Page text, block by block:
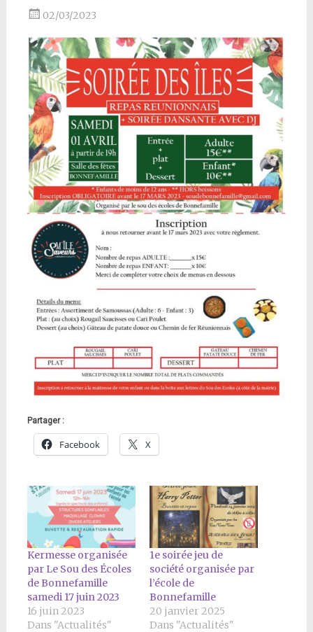
02/03/2023
Partager :
Facebook X
Kermesse organisée
par Le Sou des Écoles
de Bonnefamille
samedi 17 juin 2023
16 juin 2023
Dans "Actualités"
1e soirée jeu de
société organisée par
l’école de
Bonnefamille
20 janvier 2025
Dans "Actualités"